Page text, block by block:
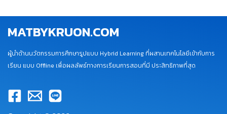
MATBYKRUON.COM
ผู้นำด้านนวัตกรรมการศึกษารูปแบบ Hybrid Learning ที่ผสานเทคโนโลยีเข้ากับการ
เรียน แบบ Offline เพื่อผลลัพธ์ทางการเรียนการสอนที่มี ประสิทธิภาพที่สุด